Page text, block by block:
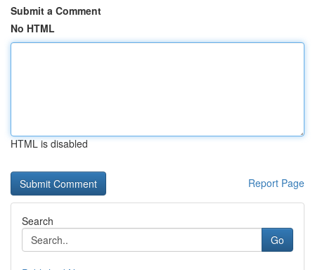
Submit a Comment
No HTML
HTML is disabled
Report Page
Search
Go